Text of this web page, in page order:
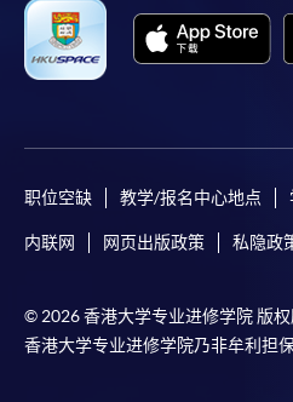
职位空缺 教学/报名中心地点
内联网 网页出版政策 私隐政
© 2026 香港大学专业进修学院 版
香港大学专业进修学院乃非牟利担